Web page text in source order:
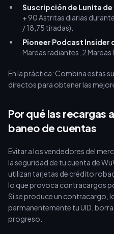
Suscripción de Lunita de
+ 90 Astritas diarias
/ 18,75 tiradas).
Pioneer Podcast Insider
Mareas radiantes, 2
En la práctica: Combina estas
directos para obtener las
Por qué las recargas
baneo de cuentas
Evitar a los vendedores del
la seguridad de tu cuenta de
utilizan tarjetas de crédito
lo que provoca contracargos
Si se produce un contracargo,
permanentemente tu UID,
progreso.